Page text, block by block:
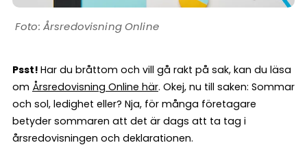
Årsredovisning Online
Psst! Har du bråttom och vill gå rakt på sak, kan du läsa
om Årsredovisning Online här. Okej, nu till saken: Sommar
och sol, ledighet eller? Nja, för många företagare
betyder sommaren att det är dags att ta tag i
årsredovisningen och deklarationen.